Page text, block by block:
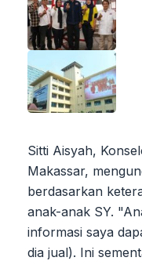
Sitti Aisyah,
Makassar,
berdasarkan
anak-anak SY.
informasi saya
dia jual). Ini